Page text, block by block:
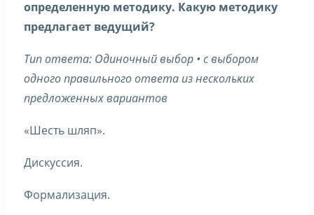
определенную методику. Какую методику
предлагает ведущий?
Тип ответа: Одиночный выбор • с выбором
одного правильного ответа из нескольких
предложенных вариантов
«Шесть шляп».
Дискуссия.
Формализация.